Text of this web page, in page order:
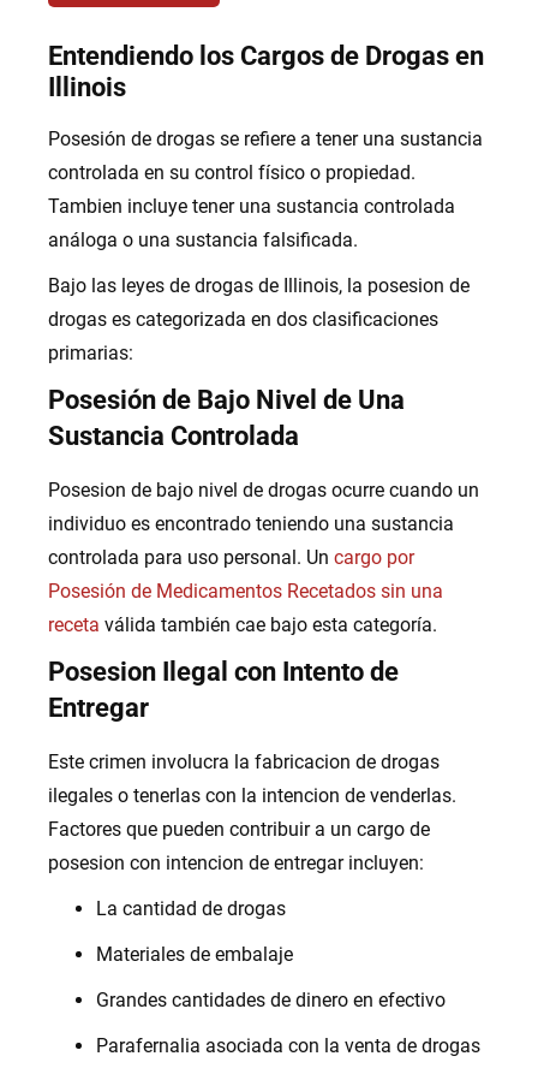
Entendiendo los Cargos de Drogas en
Illinois
Posesión de drogas se refiere a tener una sustancia
controlada en su control físico o propiedad.
Tambien incluye tener una sustancia controlada
análoga o una sustancia falsificada.
Bajo las leyes de drogas de Illinois, la posesion de
drogas es categorizada en dos clasificaciones
primarias:
Posesión de Bajo Nivel de Una
Sustancia Controlada
Posesion de bajo nivel de drogas ocurre cuando un
individuo es encontrado teniendo una sustancia
controlada para uso personal. Un cargo por
Posesión de Medicamentos Recetados sin una
receta válida también cae bajo esta categoría.
Posesion Ilegal con Intento de
Entregar
Este crimen involucra la fabricacion de drogas
ilegales o tenerlas con la intencion de venderlas.
Factores que pueden contribuir a un cargo de
posesion con intencion de entregar incluyen:
La cantidad de drogas
Materiales de embalaje
Grandes cantidades de dinero en efectivo
Parafernalia asociada con la venta de drogas